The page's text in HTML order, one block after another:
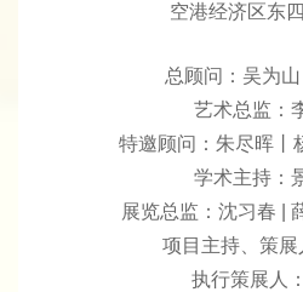
空港经济区东
总顾问：吴为
艺术总监：
特邀顾问：朱尽晖丨
学术主持：
展览总监：沈习春 |
项目主持、策展
执行策展人